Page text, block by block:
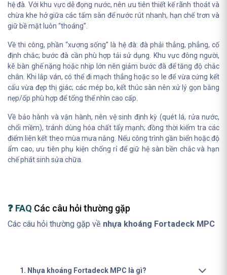
hệ đà. Với khu vực dễ đọng nước, nên ưu tiên thiết kế rãnh thoát và
chừa khe hở giữa các tấm sàn để nước rút nhanh, hạn chế trơn và
giữ bề mặt luôn “thoáng”.
Về thi công, phần “xương sống” là hệ đà: đà phải thẳng, phẳng, cố
định chắc; bước đà cần phù hợp tải sử dụng. Khu vực đông người,
kê bàn ghế nặng hoặc nhịp lớn nên giảm bước đà để tăng độ chắc
chân. Khi lắp ván, có thể đi mạch thẳng hoặc so le để vừa cứng kết
cấu vừa đẹp thị giác; các mép bo, kết thúc sàn nên xử lý gọn bằng
nẹp/ốp phù hợp để tổng thể nhìn cao cấp.
Về bảo hành và vận hành, nên vệ sinh định kỳ (quét lá, rửa nước,
chổi mềm), tránh dùng hóa chất tẩy mạnh; đồng thời kiểm tra các
điểm liên kết theo mùa mưa nắng. Nếu công trình gần biển hoặc độ
ẩm cao, ưu tiên phụ kiện chống rỉ để giữ hệ sàn bền chắc và hạn
chế phát sinh sửa chữa.
❓ FAQ Các câu hỏi thường gặp
Các câu hỏi thường gặp về nhựa khoáng Fortadeck MPC
1. Nhựa khoáng Fortadeck MPC là gì?